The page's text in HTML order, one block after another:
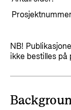
Styresett
For
fornybar
Norad -
Nyttige
Historie
Kontakt
Kontakt oss
NB!
ikke bestilles på